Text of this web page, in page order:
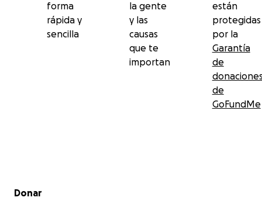
forma
rápida y
sencilla
la gente
y las
causas
que te
importan
están
protegidas
por la
Garantía
de
de
GoFundMe
Menú secundario
Donar